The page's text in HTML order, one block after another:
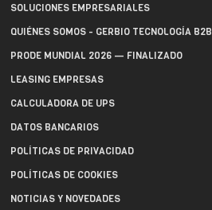
SOLUCIONES EMPRESARIALES
QUIÉNES SOMOS - GERBIO TECNOLOGÍA B2B
PRODE MUNDIAL 2026 — FINALIZADO
LEASING EMPRESAS
CALCULADORA DE UPS
DATOS BANCARIOS
POLÍTICAS DE PRIVACIDAD
POLÍTICAS DE COOKIES
NOTICIAS Y NOVEDADES